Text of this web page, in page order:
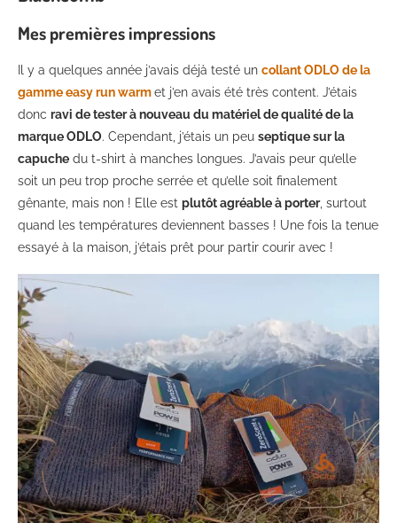
Mes premières impressions
Il y a quelques année j’avais déjà testé un collant ODLO de la
gamme easy run warmet j’en avais été très content. J’étais
donc ravi de tester à nouveau du matériel de qualité de la
marque ODLO. Cependant, j’étais un peu septique sur la
capuche du t-shirt à manches longues. J’avais peur qu’elle
soit un peu trop proche serrée et qu’elle soit finalement
gênante, mais non ! Elle est plutôt agréable à porter, surtout
quand les températures deviennent basses ! Une fois la tenue
essayé à la maison, j’étais prêt pour partir courir avec !